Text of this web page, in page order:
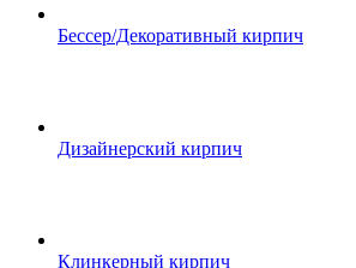
Бессер/Декоративный кирпич
Дизайнерский кирпич
Клинкерный кирпич